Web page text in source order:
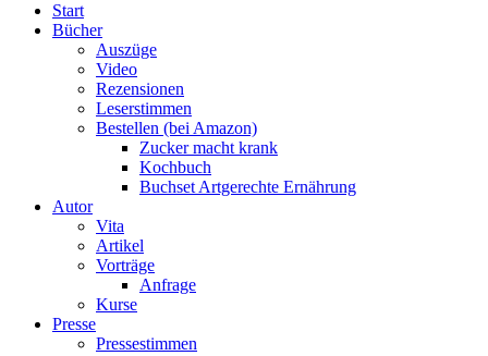
Start
Bücher
Auszüge
Video
Rezensionen
Leserstimmen
Bestellen (bei Amazon)
Zucker macht krank
Kochbuch
Buchset Artgerechte Ernährung
Autor
Vita
Artikel
Vorträge
Anfrage
Kurse
Presse
Pressestimmen